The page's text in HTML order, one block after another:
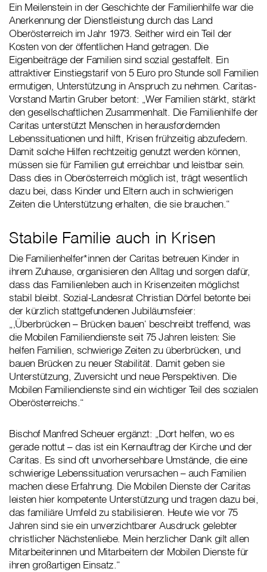
Ein Meilenstein in der Geschichte der Familienhilfe war die
Anerkennung der Dienstleistung durch das Land
Oberösterreich im Jahr 1973. Seither wird ein Teil der
Kosten von der öffentlichen Hand getragen. Die
Eigenbeiträge der Familien sind sozial gestaffelt. Ein
attraktiver Einstiegstarif von 5 Euro pro Stunde soll Familien
ermutigen, Unterstützung in Anspruch zu nehmen. Caritas-
Vorstand Martin Gruber betont: „Wer Familien stärkt, stärkt
den gesellschaftlichen Zusammenhalt. Die Familienhilfe der
Caritas unterstützt Menschen in herausfordernden
Lebenssituationen und hilft, Krisen frühzeitig abzufedern.
Damit solche Hilfen rechtzeitig genutzt werden können,
müssen sie für Familien gut erreichbar und leistbar sein.
Dass dies in Oberösterreich möglich ist, trägt wesentlich
dazu bei, dass Kinder und Eltern auch in schwierigen
Zeiten die Unterstützung erhalten, die sie brauchen.“
Stabile Familie auch in Krisen
Die Familienhelfer*innen der Caritas betreuen Kinder in
ihrem Zuhause, organisieren den Alltag und sorgen dafür,
dass das Familienleben auch in Krisenzeiten möglichst
stabil bleibt. Sozial-Landesrat Christian Dörfel betonte bei
der kürzlich stattgefundenen Jubiläumsfeier:
„‚Überbrücken – Brücken bauen‘ beschreibt treffend, was
die Mobilen Familiendienste seit 75 Jahren leisten: Sie
helfen Familien, schwierige Zeiten zu überbrücken, und
bauen Brücken zu neuer Stabilität. Damit geben sie
Unterstützung, Zuversicht und neue Perspektiven. Die
Mobilen Familiendienste sind ein wichtiger Teil des sozialen
Oberösterreichs.“
Bischof Manfred Scheuer ergänzt: „Dort helfen, wo es
gerade nottut – das ist ein Kernauftrag der Kirche und der
Caritas. Es sind oft unvorhersehbare Umstände, die eine
schwierige Lebenssituation verursachen – auch Familien
machen diese Erfahrung. Die Mobilen Dienste der Caritas
leisten hier kompetente Unterstützung und tragen dazu bei,
das familiäre Umfeld zu stabilisieren. Heute wie vor 75
Jahren sind sie ein unverzichtbarer Ausdruck gelebter
christlicher Nächstenliebe. Mein herzlicher Dank gilt allen
Mitarbeiterinnen und Mitarbeitern der Mobilen Dienste für
ihren großartigen Einsatz.“